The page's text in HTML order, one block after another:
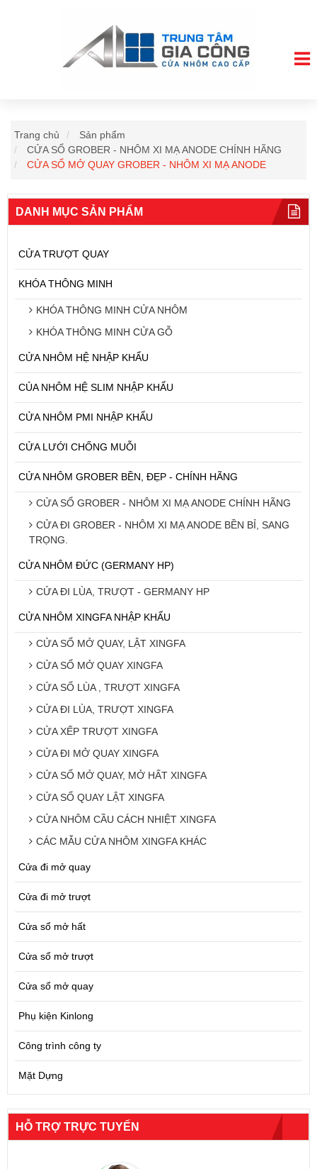
Trang chủ
Sản phẩm
CỬA SỔ GROBER - NHÔM XI MẠ ANODE CHÍNH HÃNG
CỬA SỔ MỞ QUAY GROBER - NHÔM XI MẠ ANODE
DANH MỤC SẢN PHẨM
CỬA TRƯỢT QUAY
KHÓA THÔNG MINH
KHÓA THÔNG MINH CỬA NHÔM
KHÓA THÔNG MINH CỬA GỖ
CỬA NHÔM HỆ NHẬP KHẨU
CỦA NHÔM HỆ SLIM NHẬP KHẨU
CỬA NHÔM PMI NHẬP KHẨU
CỬA LƯỚI CHỐNG MUỖI
CỬA NHÔM GROBER BỀN, ĐẸP - CHÍNH HÃNG
CỬA SỔ GROBER - NHÔM XI MẠ ANODE CHÍNH HÃNG
CỬA ĐI GROBER - NHÔM XI MẠ ANODE BỀN BỈ, SANG
TRỌNG.
CỬA NHÔM ĐỨC (GERMANY HP)
CỬA ĐI LÙA, TRƯỢT - GERMANY HP
CỬA NHÔM XINGFA NHẬP KHẨU
CỬA SỔ MỞ QUAY, LẬT XINGFA
CỬA SỔ MỞ QUAY XINGFA
CỬA SỔ LÙA , TRƯỢT XINGFA
CỬA ĐI LÙA, TRƯỢT XINGFA
CỬA XẾP TRƯỢT XINGFA
CỬA ĐI MỞ QUAY XINGFA
CỬA SỔ MỞ QUAY, MỞ HẤT XINGFA
CỬA SỔ QUAY LẬT XINGFA
CỬA NHÔM CẦU CÁCH NHIỆT XINGFA
CÁC MẪU CỬA NHÔM XINGFA KHÁC
Cửa đi mở quay
Cửa đi mở trượt
Cửa sổ mở hất
Cửa sổ mở trượt
Cửa sổ mở quay
Phụ kiện Kinlong
Công trình công ty
Mặt Dựng
HỖ TRỢ TRỰC TUYẾN